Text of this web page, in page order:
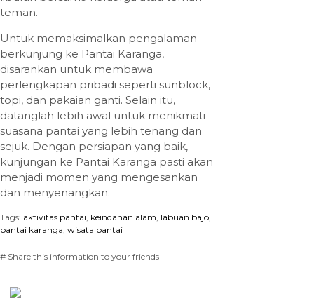
teman.
Untuk memaksimalkan pengalaman
berkunjung ke Pantai Karanga,
disarankan untuk membawa
perlengkapan pribadi seperti sunblock,
topi, dan pakaian ganti. Selain itu,
datanglah lebih awal untuk menikmati
suasana pantai yang lebih tenang dan
sejuk. Dengan persiapan yang baik,
kunjungan ke Pantai Karanga pasti akan
menjadi momen yang mengesankan
dan menyenangkan.
Tags: aktivitas pantai keindahan alam labuan bajo
pantai karanga wisata pantai
# Share this information to your friends